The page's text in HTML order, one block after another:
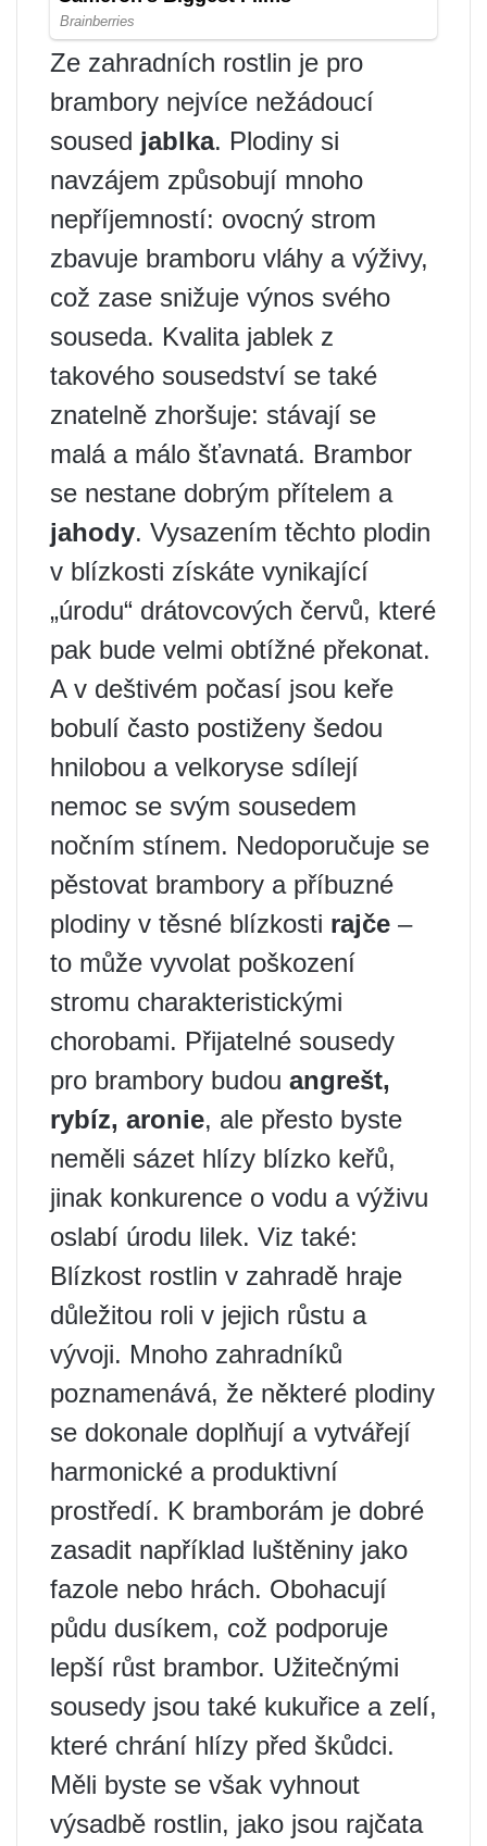
Ze zahradních rostlin je pro
brambory nejvíce nežádoucí
soused jablka. Plodiny si
navzájem způsobují mnoho
nepříjemností: ovocný strom
zbavuje bramboru vláhy a výživy,
což zase snižuje výnos svého
souseda. Kvalita jablek z
takového sousedství se také
znatelně zhoršuje: stávají se
malá a málo šťavnatá. Brambor
se nestane dobrým přítelem a
jahody. Vysazením těchto plodin
v blízkosti získáte vynikající
„úrodu“ drátovcových červů, které
pak bude velmi obtížné překonat.
A v deštivém počasí jsou keře
bobulí často postiženy šedou
hnilobou a velkoryse sdílejí
nemoc se svým sousedem
nočním stínem. Nedoporučuje se
pěstovat brambory a příbuzné
plodiny v těsné blízkosti rajče –
to může vyvolat poškození
stromu charakteristickými
chorobami. Přijatelné sousedy
pro brambory budou angrešt,
rybíz, aronie, ale přesto byste
neměli sázet hlízy blízko keřů,
jinak konkurence o vodu a výživu
oslabí úrodu lilek. Viz také:
Blízkost rostlin v zahradě hraje
důležitou roli v jejich růstu a
vývoji. Mnoho zahradníků
poznamenává, že některé plodiny
se dokonale doplňují a vytvářejí
harmonické a produktivní
prostředí. K bramborám je dobré
zasadit například luštěniny jako
fazole nebo hrách. Obohacují
půdu dusíkem, což podporuje
lepší růst brambor. Užitečnými
sousedy jsou také kukuřice a zelí,
které chrání hlízy před škůdci.
Měli byste se však vyhnout
výsadbě rostlin, jako jsou rajčata